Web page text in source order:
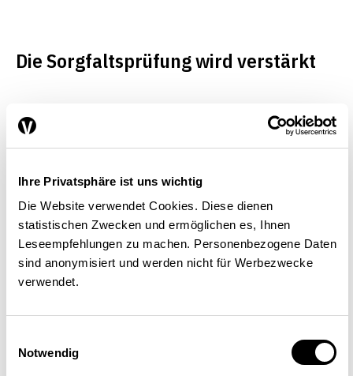
Ihre Privatsphäre ist uns wichtig
Die Website verwendet Cookies. Diese dienen
statistischen Zwecken und ermöglichen es, Ihnen
Leseempfehlungen zu machen. Personenbezogene Daten
sind anonymisiert und werden nicht für Werbezwecke
verwendet.
Notwendig
Die Sorgfaltsprüfung wird verstärkt
Bedeutendste Aktualisierungen
betreffen Empfehlungen zum
Schutz der Umwelt und zum
verantwortungsvollen Umgang
mit Technologien. Unternehmen
sollen sich an international
vereinbarte Ziele in den
Bereichen Klimawandel und
Biodiversität halten. Neu sollen
auch Tierschutzstandards